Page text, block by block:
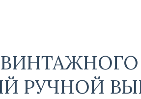
РУЧНОЙ